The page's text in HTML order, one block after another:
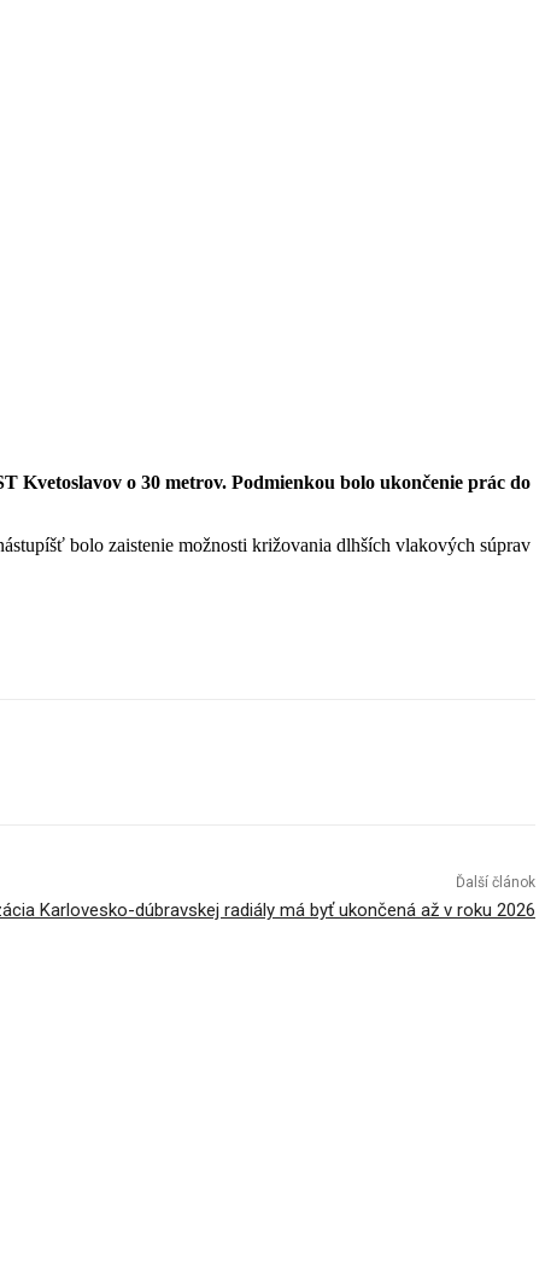
o 30 metrov. Podmienkou bolo ukončenie prác do
bolo zaistenie možnosti križovania dlhších vlakových súprav
Ďalší článok
Karlovesko-dúbravskej radiály má byť ukončená až v roku 2026